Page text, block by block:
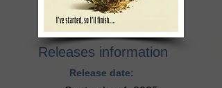
Releases information
Release date: